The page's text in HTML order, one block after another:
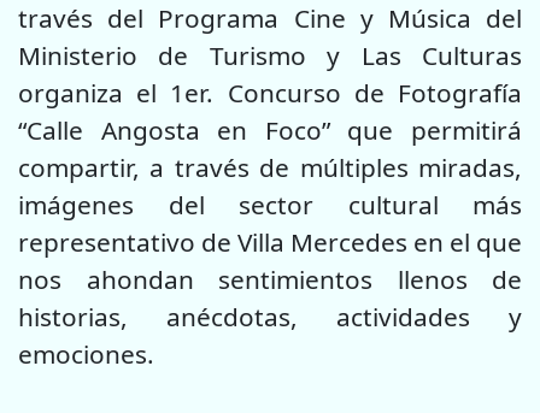
través del Programa Cine y Música del
Ministerio de Turismo y Las Culturas
organiza el 1er. Concurso de Fotografía
“Calle Angosta en Foco” que permitirá
compartir, a través de múltiples miradas,
imágenes del sector cultural más
representativo de Villa Mercedes en el que
nos ahondan sentimientos llenos de
historias, anécdotas, actividades y
emociones.